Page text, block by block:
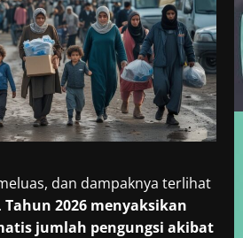
dan dampaknya terlihat
Tahun 2026 menyaksikan
jumlah pengungsi akibat